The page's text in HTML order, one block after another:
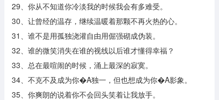
29、你从不知道你冷淡我的时候我会有多难受。
30、让曾经的温存，继续温暖着那颗不再火热的心。
31、谁不是用孤独浇灌自由用倔强砌成伪装。
32、谁的微笑消失在谁的视线以后谁才懂得幸福？
33、总在最喧闹的时候，涌上最深的寂寞。
34、不克不及成为你�A独一，但也想成为你�A影象。
35、你爽朗的说着你不会回头笑着让我放手。